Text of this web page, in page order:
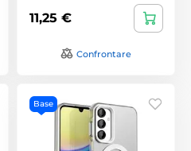
11,25 €
Confrontare
Base